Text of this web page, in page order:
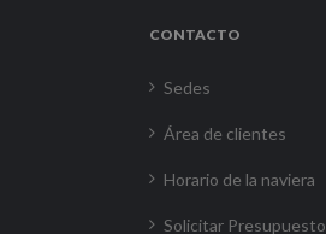
CONTACTO
Sedes
Área de clientes
Horario de la naviera
Solicitar Presupuesto